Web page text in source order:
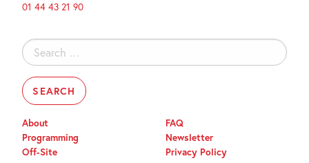
01 44 43 21 90
Search
for:
About
Programming
Off-Site
FAQ
Newsletter
Privacy Policy